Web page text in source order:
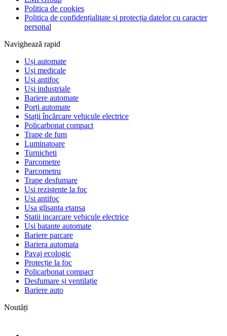
Politica de cookies
Politica de confidențialitate și protecția datelor cu caracter
personal
Navighează rapid
Uși automate
Uși medicale
Uși antifoc
Uși industriale
Bariere automate
Porți automate
Stații încărcare vehicule electrice
Policarbonat compact
Trape de fum
Luminatoare
Turnicheti
Parcometre
Parcometru
Trape desfumare
Usi rezistente la foc
Usi antifoc
Usa glisanta etansa
Statii incarcare vehicule electrice
Usi batante automate
Bariere parcare
Bariera automata
Pavaj ecologic
Protecție la foc
Policarbonat compact
Desfumare și ventilație
Bariere auto
Noutăți